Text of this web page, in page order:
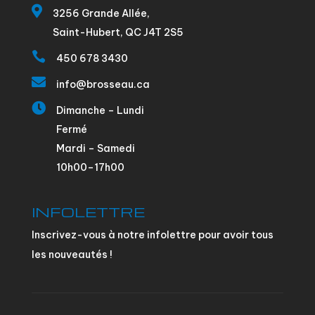

3256 Grande Allée,
Saint-Hubert, QC J4T 2S5
 450 678 3430
 info@brosseau.ca

Dimanche – Lundi
Fermé
Mardi – Samedi
10h00–17h00
INFOLETTRE
Inscrivez-vous à notre infolettre pour avoir tous
les nouveautés !